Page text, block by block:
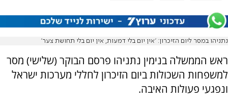
נתניהו במסר ליום הזיכרון: 'אין יום בלי דמעות, אין יום בלי תחושת צער'
ראש הממשלה בנימין נתניהו פרסם הבוקר (שלישי) מסר
למשפחות השכולות ביום הזיכרון לחללי מערכות ישראל
ונפגעי פעולות האיבה.